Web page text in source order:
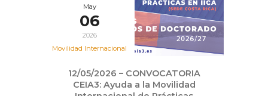
May
06
2026
Movilidad Internacional
12/05/2026 – CONVOCATORIA
CEIA3: Ayuda a la Movilidad